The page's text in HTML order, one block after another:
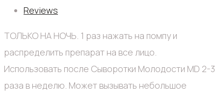
Reviews
ТОЛЬКО НА НОЧЬ. 1 раз нажать на помпу и
распределить препарат на все лицо.
Использовать после Сыворотки Молодости MD 2-3
раза в неделю. Может вызывать небольшое